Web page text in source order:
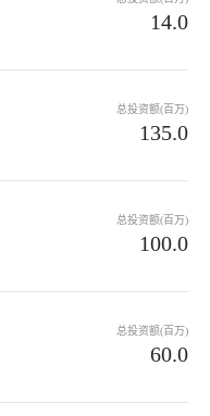
14.0
总投资额(百万)
135.0
总投资额(百万)
100.0
总投资额(百万)
60.0